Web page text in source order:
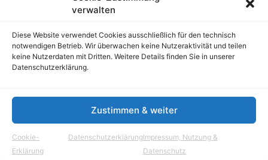
verwalten
Diese Website verwendet Cookies ausschließlich für den technisch
notwendigen Betrieb. Wir überwachen keine Nutzeraktivität und teilen
keine Nutzerdaten mit Dritten. Weitere Details finden Sie in unserer
Datenschutzerklärung.
Zustimmen & weiter
Cookie-
Erklärung
DatenschutzerklärungImpressum, Nutzung &
Datenschutz
© Tierhausen.de // ein Projekt von